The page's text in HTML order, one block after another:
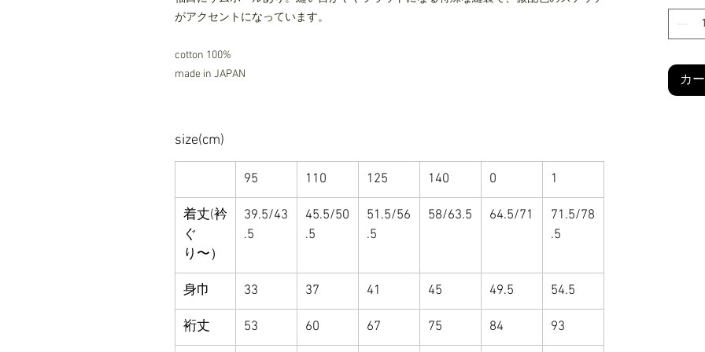
がアクセントになっています。
cotton 100%
made in JAPAN
size(cm)
95 110 125 140 0 1
着丈(衿
ぐ
り〜）
39.5/43
.5
45.5/50
.5
51.5/56
.5
58/63.5 64.5/71
71.5/78
.5
身巾 33 37 41 45 49.5 54.5
裄丈 53 60 67 75 84 93
カ